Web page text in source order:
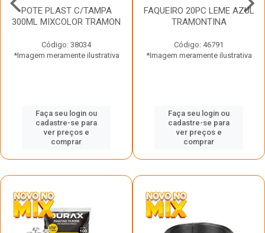
POTE PLAST C/TAMPA
300ML MIXCOLOR TRAMON
Código: 38034
*Imagem meramente ilustrativa
Faça seu login ou
cadastre-se para
ver preços e
comprar
FAQUEIRO 20PC LEME AZUL
TRAMONTINA
Código: 46791
*Imagem meramente ilustrativa
Faça seu login ou
cadastre-se para
ver preços e
comprar